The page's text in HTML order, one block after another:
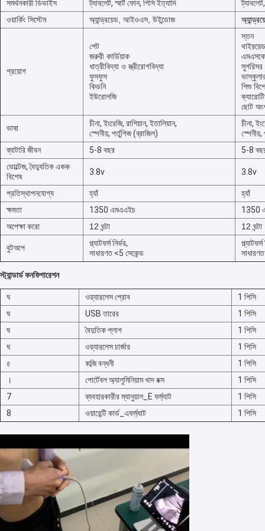
বাড়ি
পণ্য
কারখানা ভ্রমণ
খবর
Shopping Online
পোর্টেবল আল্ট্রাসাউন্ড স্ক্যানার
হ্যান্ডহেল্ড আল্ট্রাসাউন্ড স্ক্যানার
ভেটেরিনারি আল্ট্রাসাউন্ড স্ক্যানার
সমর্থনকারী ডিভাইস ট্যাবলেট, স্মার্ট ফোন, পিসি ইত্যাদি
ওয়ার্কিং সিস্টেম
অ্যান্ড্রয়েড, আইওএস, উইন্ডোজ
প্রয়োগ
পেট
জরুরী কার্ডিয়াক
ধাত্রীবিদ্যা ও স্ত্রীরোগবিদ্যা
ফুসফুস
কিডনি
ইউরোলজি
স্তন
থাইরয়েড
এমএসকে
সুপরিসর
শিশু
ছোট
ভাষা
চীনা, ইংরেজি, রাশিয়ান, ইতালিয়ান,
স্পেনীয়, পর্তুগিজ (ব্রাজিল)
চীনা,
স্পেনীয়,
ব্যাটারি জীবন
5-8 বছর
5-8
ভোল্টেজ, বৈদ্যুতিক একক
বিশেষ
3.8v 3.8v
প্রতিস্থাপনযোগ্য হ্যাঁ
হ্যাঁ
ক্ষমতা
1350 এমএএইচ
1350
অপেক্ষা করো
12 ঘন্টা 12 ঘন্টা
বুটআপ
প্ল্যাটফর্ম নির্ভর,
সাধারণত <5 সেকেন্ড
স্ট্যান্ডার্ড কনফিগারেশন
ঘ ওয়্যারলেস প্রোব
1 পিসি
ঘ
USB তারের
1 পিসি
ঘ
বৈদুতিক প্লাগ
1 পিসি
ঘ
ওয়্যারলেস চার্জার
1 পিসি
৫
কব্জি বন্ধনী
1 পিসি
।
পোর্টেবল অ্যালুমিনিয়াম খাদ বক্স
1 পিসি
7
ব্যবহারকারীর ম্যানুয়াল_E ফর্ম্যাট
1 পিসি
8
ওয়ারেন্টি কার্ড_এফর্ম্যাট 1 পিসি